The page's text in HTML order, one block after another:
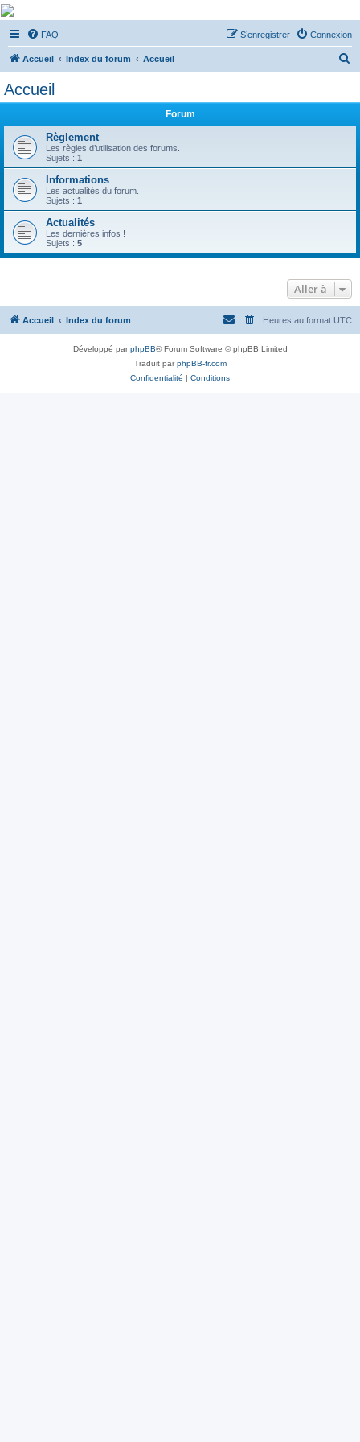
De Musicae Militari -
Forums
Forums de discussions
FAQ Connexion
S’enregistrer
Accueil Index du forum Accueil
e
Accueil
Forum
Règlement
Les règles d’utilisation des forums.
Sujets : 1
Informations
Les actualités du forum.
Sujets : 1
Actualités
Les dernières infos !
Sujets : 5
Aller à
Accueil Index du forum Heures au format UTC
Développé parphpBB® Forum Software © phpBB Limited
Traduit parphpBB-fr.com
Confidentialité | Conditions